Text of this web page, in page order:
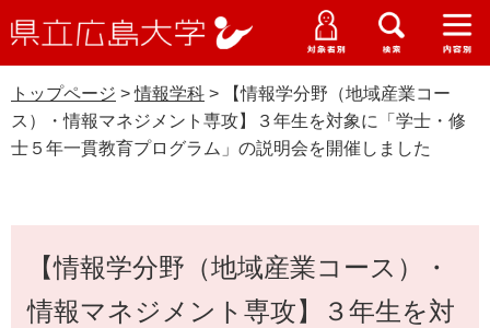
ー
ジ
先
頭
ニ
ュ
を
飛
ニ
ュ
ー
ニ
ュ
ー
ニ
ー
立
大
学
受験生の皆さま
在学生の皆さま
地域・企業の皆さま
受験生特設サイト
WEB版大学案内
資料請求
Languages
大学概要
学部・大学院・専攻科
研究・地域連携・国際交流
トップページ >情報学科 >
【情報学分野（地域産業コー
ス）・情報マネジメント専攻】３年生を対象に「学士・修
士５年一貫教育プログラム」の説明会を開催しました
【情報学分野（地域産業コース）・
情報マネジメント専攻】３年生を対